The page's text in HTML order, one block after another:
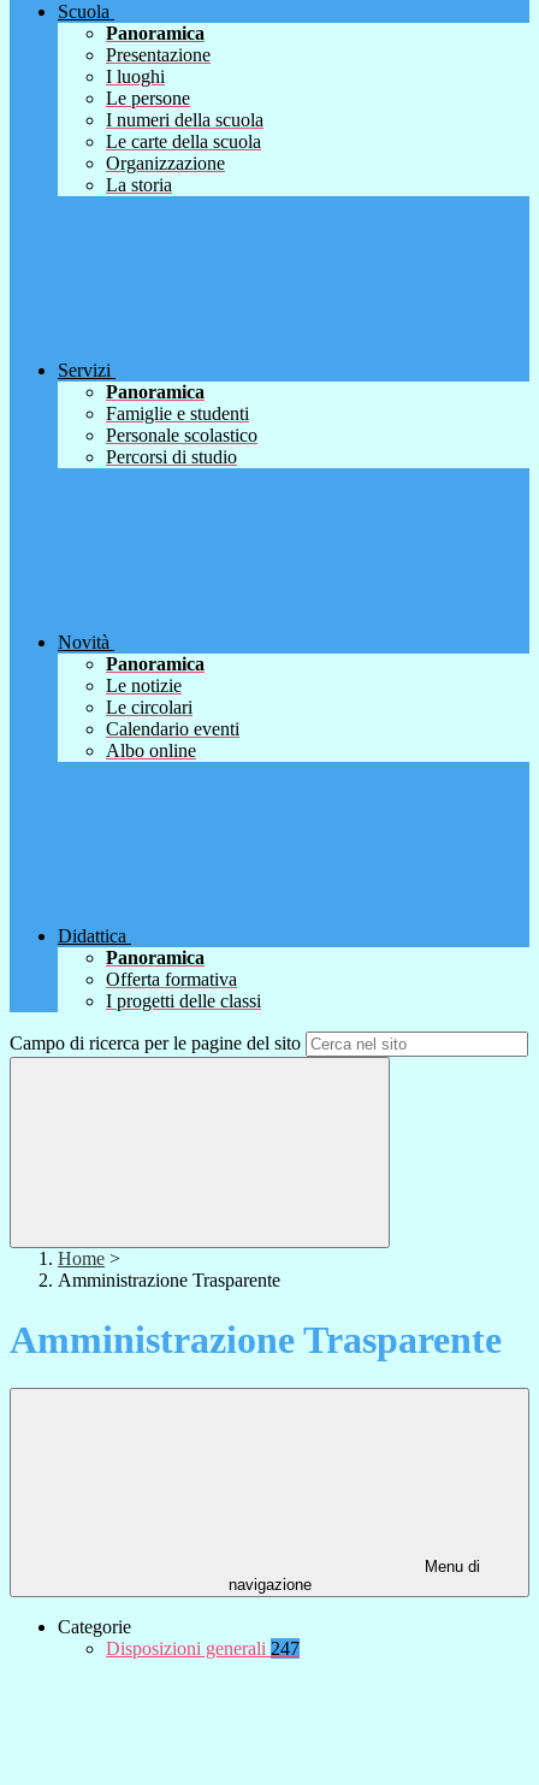
Scuola
Panoramica
Presentazione
I luoghi
Le persone
I numeri della scuola
Le carte della scuola
Organizzazione
La storia
Servizi
Panoramica
Famiglie e studenti
Personale scolastico
Percorsi di studio
Novità
Panoramica
Le notizie
Le circolari
Calendario eventi
Albo online
Didattica
Panoramica
Offerta formativa
I progetti delle classi
Campo di ricerca per le pagine del sito
Home >
Amministrazione Trasparente
Amministrazione Trasparente
Menu di
navigazione
Categorie
Disposizioni generali 247